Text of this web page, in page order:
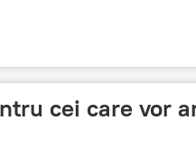
cei care vor